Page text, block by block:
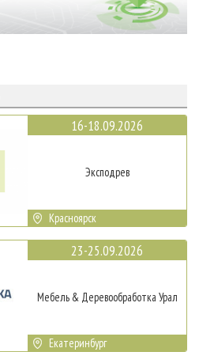
16-18.09.2026
Эксподрев
Красноярск
23-25.09.2026
Мебель & Деревообработка Урал
Екатеринбург